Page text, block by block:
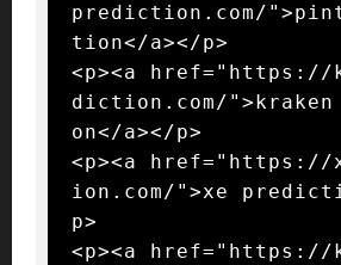
prediction.com/
tion</a></p>
<p><a href="https://
diction.com/
on</a></p>
<p><a href="https://
ion.com/">xe
p>
<p><a href="https://